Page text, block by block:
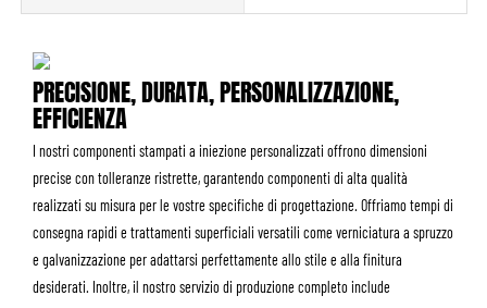
PRECISIONE, DURATA, PERSONALIZZAZIONE,
EFFICIENZA
I nostri componenti stampati a iniezione personalizzati offrono dimensioni
precise con tolleranze ristrette, garantendo componenti di alta qualità
realizzati su misura per le vostre specifiche di progettazione. Offriamo tempi di
consegna rapidi e trattamenti superficiali versatili come verniciatura a spruzzo
e galvanizzazione per adattarsi perfettamente allo stile e alla finitura
desiderati. Inoltre, il nostro servizio di produzione completo include